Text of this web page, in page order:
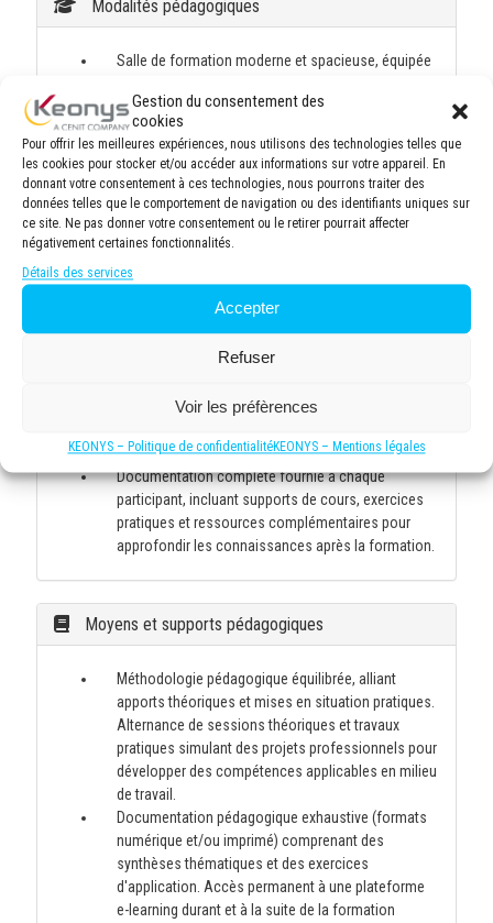
Gestion du consentement des
cookies
Pour offrir les meilleures expériences, nous utilisons des technologies telles que
les cookies pour stocker et/ou accéder aux informations sur votre appareil. En
donnant votre consentement à ces technologies, nous pourrons traiter des
données telles que le comportement de navigation ou des identifiants uniques sur
ce site. Ne pas donner votre consentement ou le retirer pourrait affecter
négativement certaines fonctionnalités.
Détails des services
Accepter
Refuser
Voir les préfèrences
KEONYS – Politique de confidentialitéKEONYS – Mentions légales
Modalités pédagogiques
Salle de formation moderne et spacieuse, équipée
ordinateurs performants et connexion internet haut
débit. Vidéo projecteur haute définition pour une
visualisation optimale des supports de cours.
Tableau blanc pour des sessions participatives.
8 personnes maximum par session en présentiel et
6 personnes maximum par session en distanciel
afin de garantir une formation de qualité, permettant
une attention personnalisée du formateur et
taille de groupe optimale facilite les exercices
pratiques, les discussions approfondies et un suivi
individuel des progrès de chacun.
climatisation, éclairage adapté et pauses incluses
journée.
Documentation complète fournie à chaque
participant, incluant supports de cours, exercices
pratiques et ressources complémentaires pour
approfondir les connaissances après la formation.
Moyens et supports pédagogiques
Méthodologie pédagogique équilibrée, alliant
apports théoriques et mises en situation pratiques.
Alternance de sessions théoriques et travaux
pratiques simulant des projets professionnels pour
développer des compétences applicables en milieu
de travail.
Documentation pédagogique exhaustive (formats
numérique et/ou imprimé) comprenant des
synthèses thématiques et des exercices
d'application. Accès permanent à une plateforme
e-learning durant et à la suite de la formation